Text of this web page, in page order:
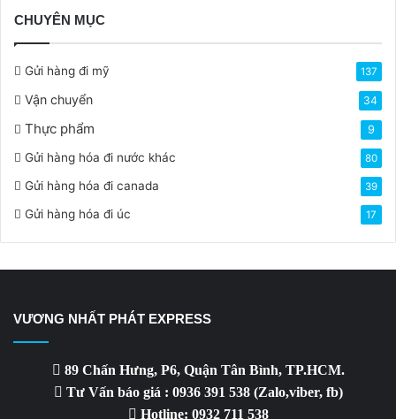
CHUYÊN MỤC
Gửi hàng đi mỹ 137
Vận chuyển 34
Thực phẩm 9
Gửi hàng hóa đi nước khác 80
Gửi hàng hóa đi canada 39
Gửi hàng hóa đi úc 17
VƯƠNG NHẤT PHÁT EXPRESS
89 Chấn Hưng, P6, Quận Tân Bình, TP.HCM.
Tư Vấn báo giá : 0936 391 538 (Zalo,viber, fb)
Hotline: 0932 711 538